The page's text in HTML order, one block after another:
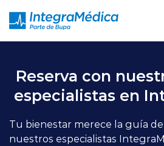
Especialidades y Servicios
Reserva con
especialistas en
Tu bienestar merece la guía
nuestros especialistas